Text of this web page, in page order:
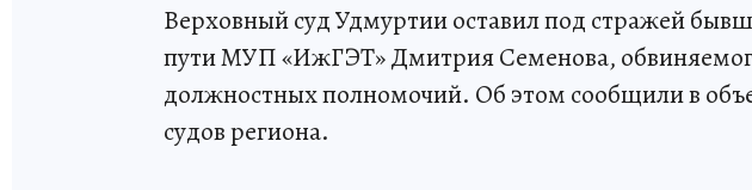
Верховный суд Удмуртии оставил под стражей
пути МУП «ИжГЭТ» Дмитрия Семенова,
должностных полномочий. Об этом сообщили в
судов региона.